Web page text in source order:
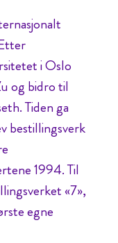
i Oslo
og bidro til
Tiden ga
bestillingsverk
1994. Til
«7»,
egne